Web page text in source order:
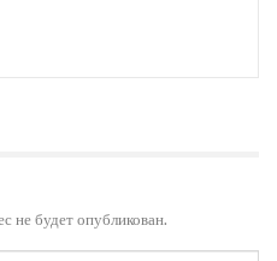
не будет опубликован.